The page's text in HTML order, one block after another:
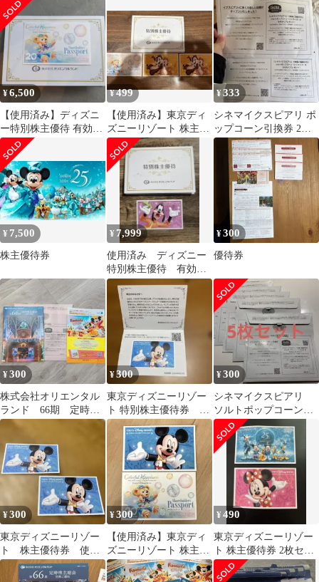
筒現物
¥6,500
【使用済み】ディズニ
ー特別株主優待 有効期
限2026年６月30日
¥499
【使用済み】東京ディ
ズニーリゾート 株主用
パスポート Duffyデザ
イン 3枚
¥333
シネマイクスピアリ ポ
ップコーン引換券 2枚
セット
¥ 7,500
株主優待券
¥ 7,999
使用済み ディズニー
特別株主優待 有効期
限2026.08.31
¥300
優待券
¥300
株式会社オリエンタル
ランド 66期 定時株
主総会 2026年 プレ
¥300
東京ディズニーリゾー
ト 特別株主優待券 使
用済み
¥300
シネマイクスピアリ
ソルトポップコーン引
換券
¥300
東京ディズニーリゾー
ト 株主優待券 使用
済チケット 2枚
¥300
【使用済み】東京ディ
ズニーリゾート 株主優
待券 チケット ２枚
¥490
東京ディズニーリゾー
ト 株主優待券 2枚セッ
ト